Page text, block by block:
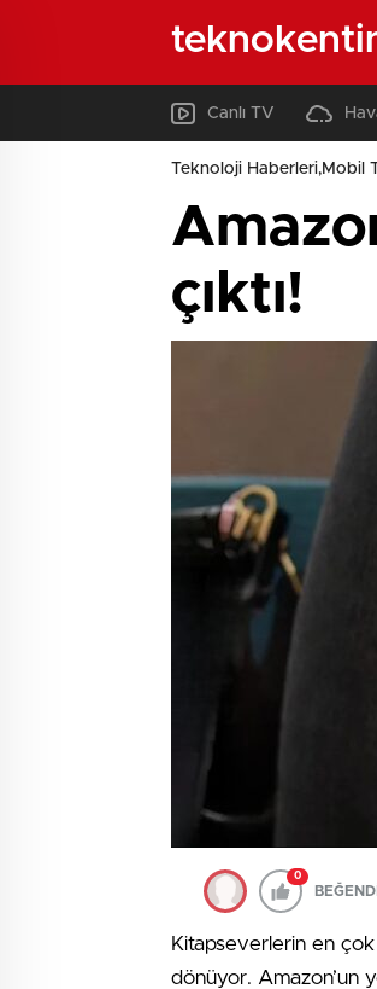
Canlı TV
Teknoloji Haberleri,Mobil
çıktı!
0
Kitapseverlerin en
dönüyor. Amazon’un